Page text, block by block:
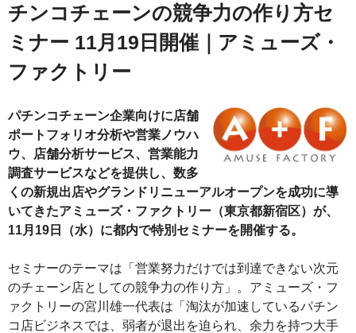
チンコチェーンの競争力の作り方セ
ミナー 11月19日開催｜アミューズ・
ファクトリー
パチンコチェーン企業向けに店舗
ポートフォリオ分析や営業ノウハ
ウ、店舗分析サービス、営業能力
調査サービスなどを提供し、数多
くの新規出店やグランドリニューアルオープンを成功に導
いてきたアミューズ・ファクトリー（東京都新宿区）が、
11月19日（水）に都内で特別セミナーを開催する。
セミナーのテーマは「営業努力だけでは到達できない次元
のチェーン店としての競争力の作り方」。アミューズ・フ
ァクトリーの宮川雄一代表は「淘汰が加速しているパチン
コ店ビジネスでは、弱者が退出を迫られ、余力を持つ大手